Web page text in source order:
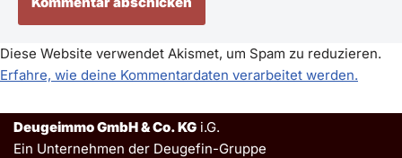
Diese Website verwendet Akismet, um Spam zu reduzieren.
Erfahre, wie deine Kommentardaten verarbeitet werden.
Deugeimmo GmbH & Co. KG i.G.
Ein Unternehmen der Deugefin-Gruppe